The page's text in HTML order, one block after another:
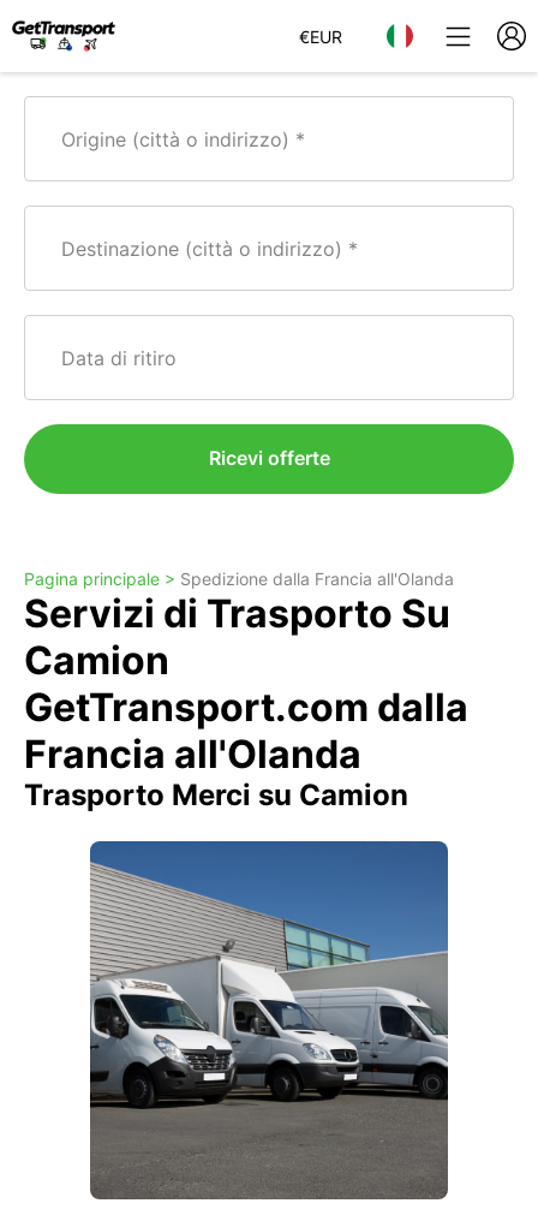
€EUR
Origine (città o indirizzo)
Destinazione (città o indirizzo)
Data di ritiro
Ricevi offerte
Pagina principale > Spedizione dalla Francia all'Olanda
Servizi di Trasporto Su
Camion
GetTransport.com dalla
Francia all'Olanda
Trasporto Merci su Camion